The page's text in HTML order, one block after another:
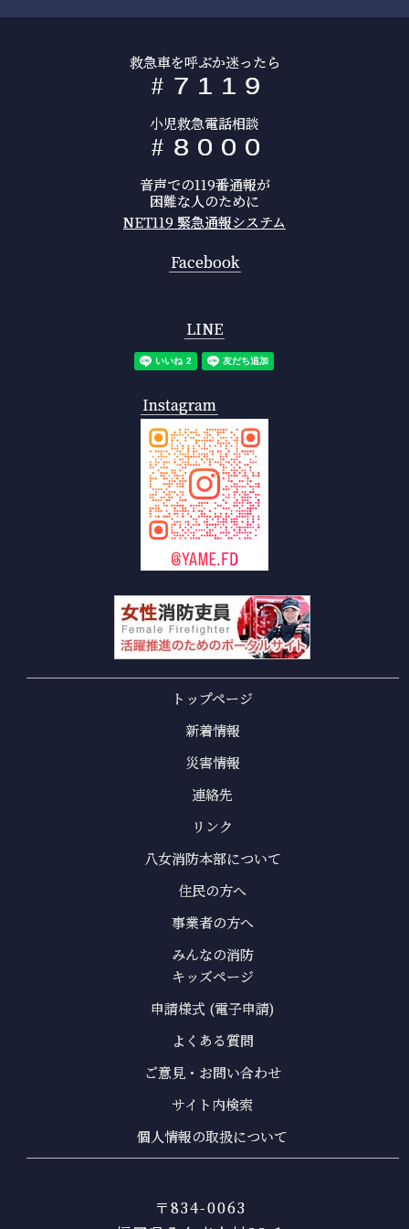
救急車を呼ぶか迷ったら
# 7 1 1 9
小児救急電話相談
# 8 0 0 0
音声での119番通報が
困難な人のために
NET119 緊急通報システム
トップページ
新着情報
災害情報
連絡先
リンク
八女消防本部について
住民の方へ
事業者の方へ
みんなの消防
キッズページ
申請様式 (電子申請)
よくある質問
ご意見・お問い合わせ
サイト内検索
個人情報の取扱について
Facebook
LINE
Instagram
〒834-0063